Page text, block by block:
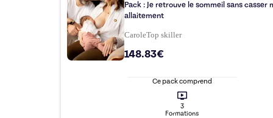
Pack : Je retrouve le sommeil sans casser
allaitement
CaroleTopskiller
148.83€
Ce pack comprend
3
Formations